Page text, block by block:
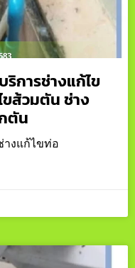
การช่างแก้ไข
ส้วมตัน ช่าง
ตัน
างแก้ไขท่อ